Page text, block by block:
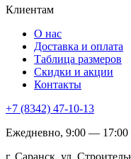
Клиентам
О нас
Доставка и оплата
Таблица размеров
Скидки и акции
Контакты
+7 (8342) 47-10-13
Ежедневно, 9:00 — 17:00
г. Саранск, ул.